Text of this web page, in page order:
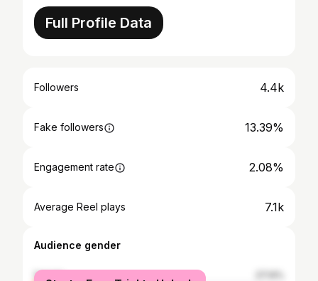
Full Profile Data
Followers 4.4k
Fake followers 13.39%
Engagement rate 2.08%
Average Reel plays 7.1k
Audience gender
female